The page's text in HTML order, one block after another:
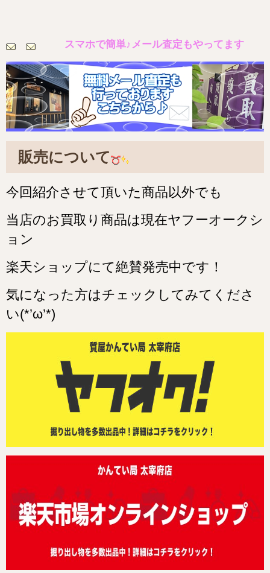
スマホで簡単♪メール査定もやってます
販売について
今回紹介させて頂いた商品以外でも
当店のお買取り商品は現在ヤフーオークシ
ョン
楽天ショップにて絶賛発売中です！
気になった方はチェックしてみてくださ
い(*’ω’*)